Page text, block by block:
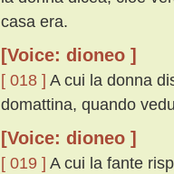
casa era.
[Voice: dioneo ]
[ 018 ] A cui la donna
domattina, quando
[Voice: dioneo ]
[ 019 ] A cui la fante